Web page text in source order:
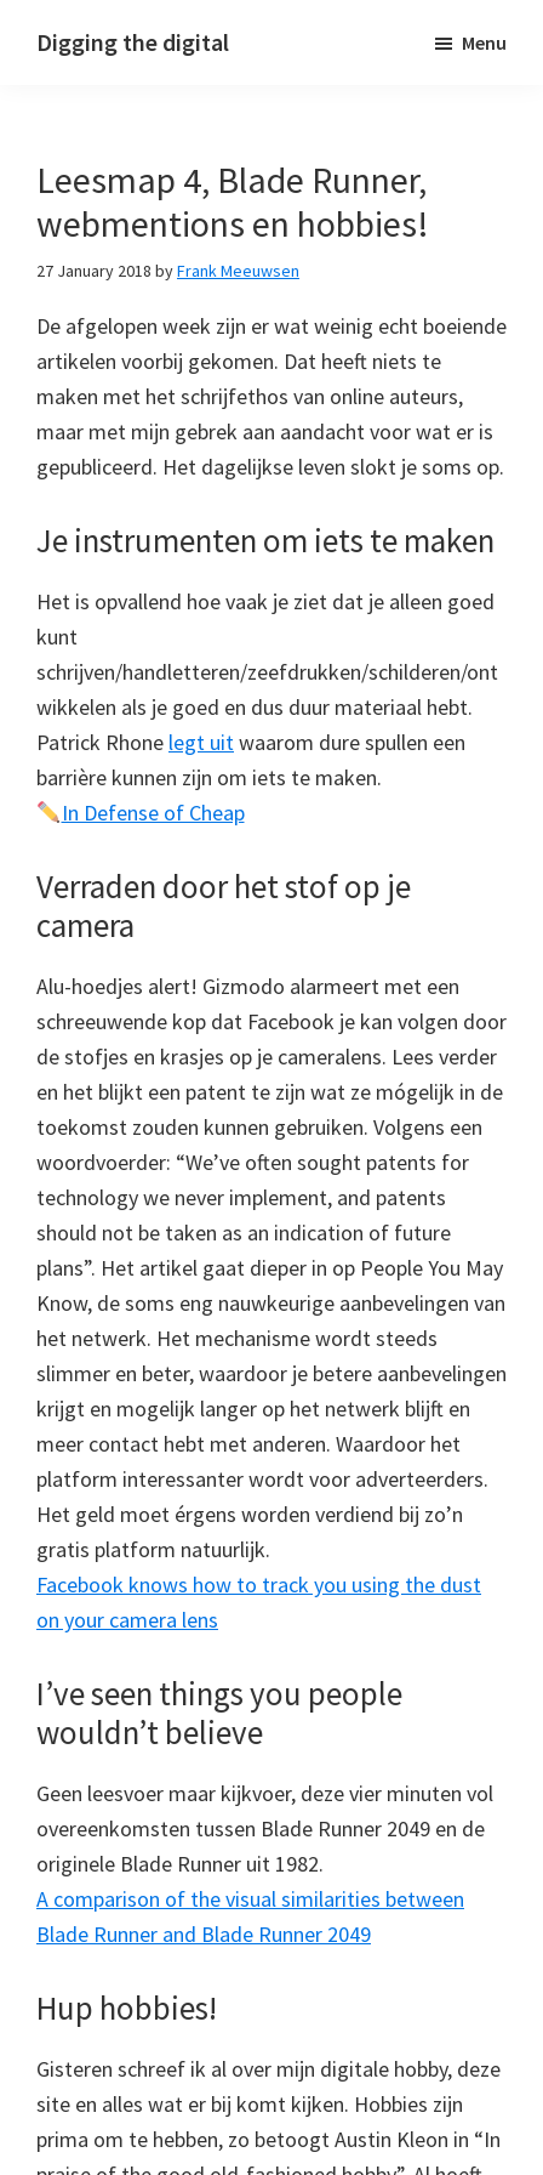
Digging the digital Menu
Leesmap 4, Blade Runner,
webmentions en hobbies!
27 January 2018 byFrank Meeuwsen
De afgelopen week zijn er wat weinig echt boeiende
artikelen voorbij gekomen. Dat heeft niets te
maken met het schrijfethos van online auteurs,
maar met mijn gebrek aan aandacht voor wat er is
gepubliceerd. Het dagelijkse leven slokt je soms op.
Je instrumenten om iets te maken
Het is opvallend hoe vaak je ziet dat je alleen goed
kunt
schrijven/handletteren/zeefdrukken/schilderen/ont
wikkelen als je goed en dus duur materiaal hebt.
Patrick Rhone legt uitwaarom dure spullen een
barrière kunnen zijn om iets te maken.
In Defense of Cheap
Verraden door het stof op je
camera
Alu-hoedjes alert! Gizmodo alarmeert met een
schreeuwende kop dat Facebook je kan volgen door
de stofjes en krasjes op je cameralens. Lees verder
en het blijkt een patent te zijn wat ze mógelijk in de
toekomst zouden kunnen gebruiken. Volgens een
woordvoerder: “We’ve often sought patents for
technology we never implement, and patents
should not be taken as an indication of future
plans”. Het artikel gaat dieper in op People You May
Know, de soms eng nauwkeurige aanbevelingen van
het netwerk. Het mechanisme wordt steeds
slimmer en beter, waardoor je betere aanbevelingen
krijgt en mogelijk langer op het netwerk blijft en
meer contact hebt met anderen. Waardoor het
platform interessanter wordt voor adverteerders.
Het geld moet érgens worden verdiend bij zo’n
gratis platform natuurlijk.
Facebook knows how to track you using the dust
on your camera lens
I’ve seen things you people
wouldn’t believe
Geen leesvoer maar kijkvoer, deze vier minuten vol
overeenkomsten tussen Blade Runner 2049 en de
originele Blade Runner uit 1982.
A comparison of the visual similarities between
Blade Runner and Blade Runner 2049
Hup hobbies!
Gisteren schreef ik al over mijn digitale hobby, deze
site en alles wat er bij komt kijken. Hobbies zijn
prima om te hebben, zo betoogt Austin Kleon in “In